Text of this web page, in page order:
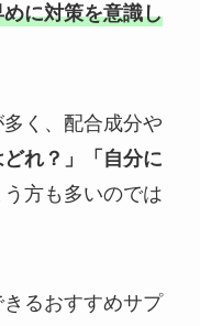
に対策を意識し
く、配合成分や
どれ？」「自分に
方も多いのでは
るおすすめサプ